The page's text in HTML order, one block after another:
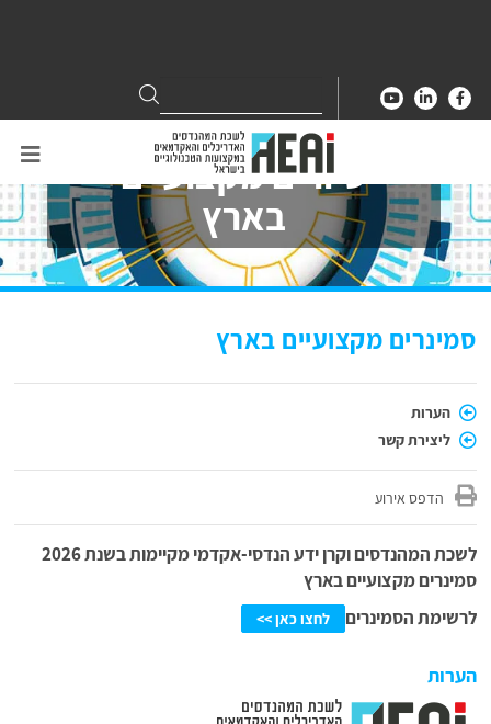
for:
Search
סיורים מקצועיים
בארץ
סמינרים מקצועיים בארץ
הערות
ליצירת קשר
הדפס אירוע
לשכת המהנדסים וקרן ידע הנדסי-אקדמי מקיימות בשנת 2026
סמינרים מקצועיים בארץ
לרשימת הסמינרים
לחצו כאן >>
הערות